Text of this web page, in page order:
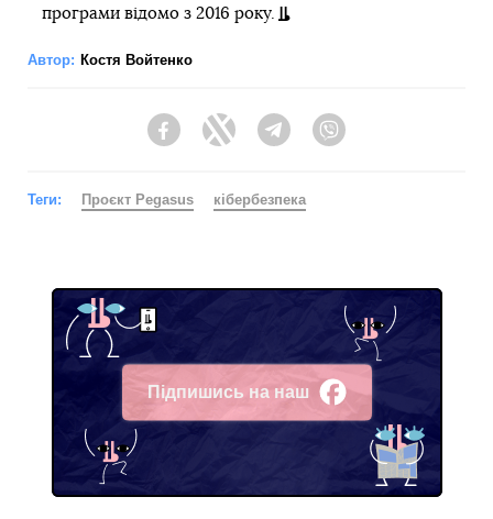
програми відомо з 2016 року.
Автор: Костя Войтенко
FacebookTwitter Telegram
Теги: Проєкт Pegasus кібербезпека
Підпишись на наш
Facebook